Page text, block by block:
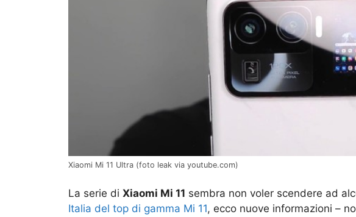
Xiaomi Mi 11 Ultra (foto leak via youtube.com)
La serie di Xiaomi Mi 11 sembra non voler scendere ad
Italia del top di gamma Mi 11, ecco nuove informazioni –